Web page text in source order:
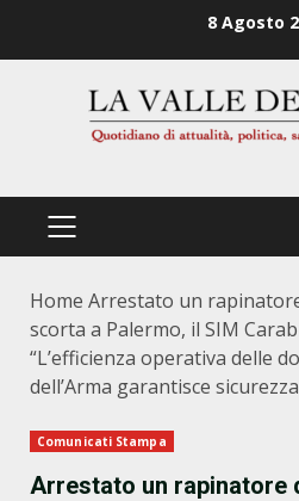
8 Agosto
PRIMÄRES
Home Arrestato un
scorta a Palermo, il SIM
“L’efficienza operativa delle
dell’Arma garantisce
Comunicati Stampa
Arrestato un rapinatore